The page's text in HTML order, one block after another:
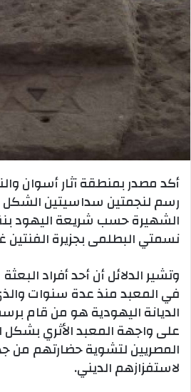
أكد مصدر بمنطقة آثار أسوان
رسم لنجمتين سداسيتين الشكل
الشهيرة حسب شريعة اليهود
نسمتي البطلمى بجزيرة الفنتين
وتشير الدلائل أن أحد أفراد
في المعبد منذ عدة سنوات
الديانة اليهودية هو من قام
على واجهة المعبد الأثري
المصريين لتشوية حضارتهم من
لاستفزازهم الديني.